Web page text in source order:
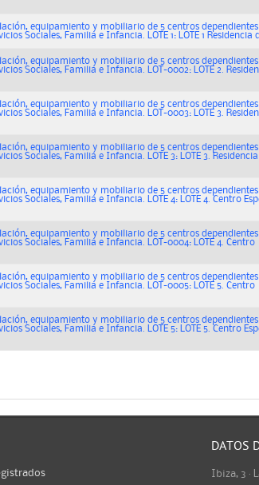
equipamiento y mobiliario de 5 centros dependientes
Sociales, Familia e Infancia. LOTE 1: LOTE 1 Residencia
equipamiento y mobiliario de 5 centros dependientes
Sociales, Familia e Infancia. LOT-0002: LOTE 2.
equipamiento y mobiliario de 5 centros dependientes
Sociales, Familia e Infancia. LOT-0003: LOTE 3.
equipamiento y mobiliario de 5 centros dependientes
Sociales, Familia e Infancia. LOTE 3: LOTE 3.
equipamiento y mobiliario de 5 centros dependientes
Sociales, Familia e Infancia. LOTE 4: LOTE 4. Centro
equipamiento y mobiliario de 5 centros dependientes
Sociales, Familia e Infancia. LOT-0004: LOTE 4. Centro
equipamiento y mobiliario de 5 centros dependientes
Sociales, Familia e Infancia. LOT-0005: LOTE 5. Centro
equipamiento y mobiliario de 5 centros dependientes
Sociales, Familia e Infancia. LOTE 5: LOTE 5. Centro
DATOS
Ibiza, 3 ·